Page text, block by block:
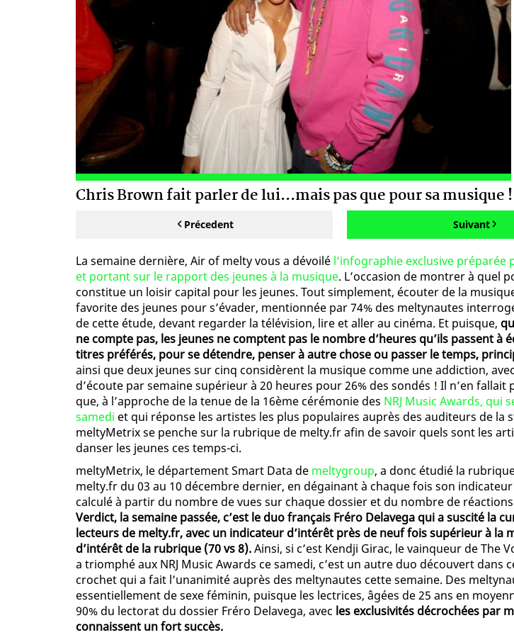
Chris Brown fait parler de lui...mais pas que pour sa musique !
Précedent Suivant
La semaine dernière, Air of melty vous a dévoilé l’infographie exclusive préparée
et portant sur le rapport des jeunes à la musique. L’occasion de montrer à quel
constitue un loisir capital pour les jeunes. Tout simplement, écouter de la
favorite des jeunes pour s’évader, mentionnée par 74% des meltynautes
de cette étude, devant regarder la télévision, lire et aller au cinéma. Et puisque,
ne compte pas, les jeunes ne comptent pas le nombre d’heures qu’ils passent à
titres préférés, pour se détendre, penser à autre chose ou passer le temps,
ainsi que deux jeunes sur cinq considèrent la musique comme une addiction,
d’écoute par semaine supérieur à 20 heures pour 26% des sondés ! Il n’en fallait
que, à l’approche de la tenue de la 16ème cérémonie des NRJ Music Awards, qui
samedi et qui réponse les artistes les plus populaires auprès des auditeurs de la
meltyMetrix se penche sur la rubrique de melty.fr afin de savoir quels sont les
danser les jeunes ces temps-ci.
meltyMetrix, le département Smart Data de meltygroup, a donc étudié la
melty.fr du 03 au 10 décembre dernier, en dégainant à chaque fois son
calculé à partir du nombre de vues sur chaque dossier et du nombre de réactions
Verdict, la semaine passée, c’est le duo français Fréro Delavega qui a suscité la
lecteurs de melty.fr, avec un indicateur d’intérêt près de neuf fois supérieur à la
d’intérêt de la rubrique (70 vs 8).Ainsi, si c’est Kendji Girac, le vainqueur de The
a triomphé aux NRJ Music Awards ce samedi, c’est un autre duo découvert dans
crochet qui a fait l’unanimité auprès des meltynautes cette semaine. Des
essentiellement de sexe féminin, puisque les lectrices, âgées de 25 ans en
90% du lectorat du dossier Fréro Delavega, avec les exclusivités décrochées par
connaissent un fort succès.